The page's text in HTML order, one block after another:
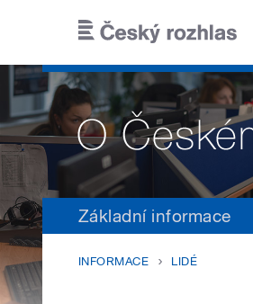
Základní informace
INFORMACE LIDÉ